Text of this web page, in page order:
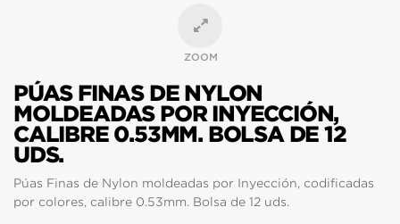
ZOOM
PÚAS FINAS DE NYLON
MOLDEADAS POR INYECCIÓN,
CALIBRE 0.53MM. BOLSA DE 12
UDS.
Púas Finas de Nylon moldeadas por Inyección, codificadas
por colores, calibre 0.53mm. Bolsa de 12 uds.